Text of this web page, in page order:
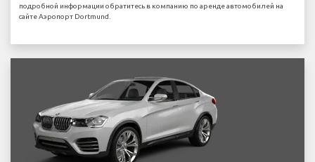
подробной информации обратитесь в компанию по аренде автомобилей на
сайте Аэропорт Dortmund.